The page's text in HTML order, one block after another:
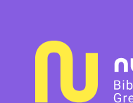
recherche